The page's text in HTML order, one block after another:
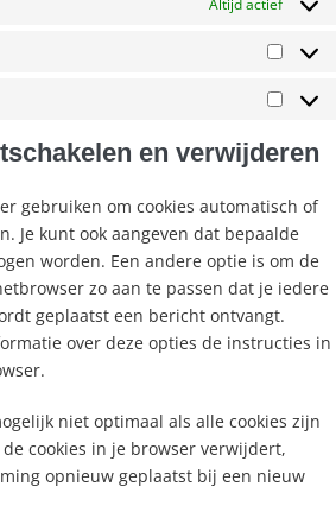
en verwijderen
gebruiken om cookies automatisch of
Je kunt ook aangeven dat bepaalde
worden. Een andere optie is om de
zo aan te passen dat je iedere
geplaatst een bericht ontvangt.
over deze opties de instructies in
niet optimaal als alle cookies zijn
cookies in je browser verwijdert,
opnieuw geplaatst bij een nieuw